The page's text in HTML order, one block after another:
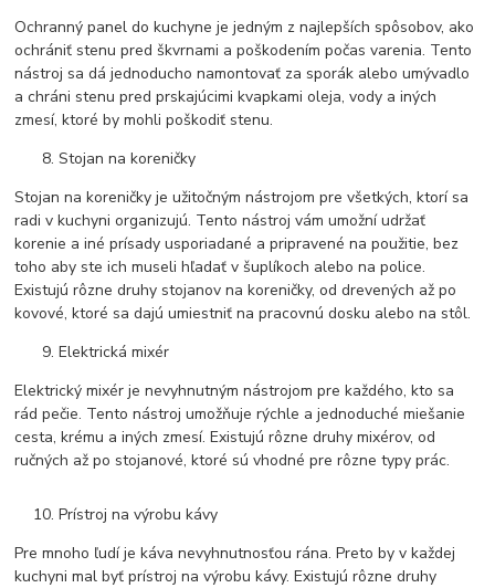
Ochranný panel do kuchyne je jedným z najlepších spôsobov, ako
ochrániť stenu pred škvrnami a poškodením počas varenia. Tento
nástroj sa dá jednoducho namontovať za sporák alebo umývadlo
a chráni stenu pred prskajúcimi kvapkami oleja, vody a iných
zmesí, ktoré by mohli poškodiť stenu.
Stojan na koreničky
Stojan na koreničky je užitočným nástrojom pre všetkých, ktorí sa
radi v kuchyni organizujú. Tento nástroj vám umožní udržať
korenie a iné prísady usporiadané a pripravené na použitie, bez
toho aby ste ich museli hľadať v šuplíkoch alebo na police.
Existujú rôzne druhy stojanov na koreničky, od drevených až po
kovové, ktoré sa dajú umiestniť na pracovnú dosku alebo na stôl.
Elektrická mixér
Elektrický mixér je nevyhnutným nástrojom pre každého, kto sa
rád pečie. Tento nástroj umožňuje rýchle a jednoduché miešanie
cesta, krému a iných zmesí. Existujú rôzne druhy mixérov, od
ručných až po stojanové, ktoré sú vhodné pre rôzne typy prác.
Prístroj na výrobu kávy
Pre mnoho ľudí je káva nevyhnutnosťou rána. Preto by v každej
kuchyni mal byť prístroj na výrobu kávy. Existujú rôzne druhy